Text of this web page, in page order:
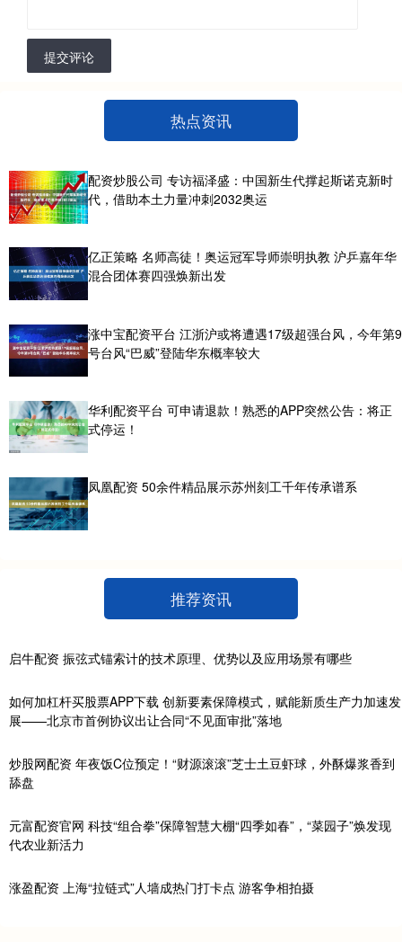
提交评论
热点资讯
配资炒股公司 专访福泽盛：中国新生代撑起斯诺克新时
代，借助本土力量冲刺2032奥运
亿正策略 名师高徒！奥运冠军导师崇明执教 沪乒嘉年华
混合团体赛四强焕新出发
涨中宝配资平台 江浙沪或将遭遇17级超强台风，今年第9
号台风“巴威”登陆华东概率较大
华利配资平台 可申请退款！熟悉的APP突然公告：将正
式停运！
凤凰配资 50余件精品展示苏州刻工千年传承谱系
推荐资讯
启牛配资 振弦式锚索计的技术原理、优势以及应用场景有哪些
如何加杠杆买股票APP下载 创新要素保障模式，赋能新质生产力加速发
展——北京市首例协议出让合同“不见面审批”落地
炒股网配资 年夜饭C位预定！“财源滚滚”芝士土豆虾球，外酥爆浆香到
舔盘
元富配资官网 科技“组合拳”保障智慧大棚“四季如春”，“菜园子”焕发现
代农业新活力
涨盈配资 上海“拉链式”人墙成热门打卡点 游客争相拍摄